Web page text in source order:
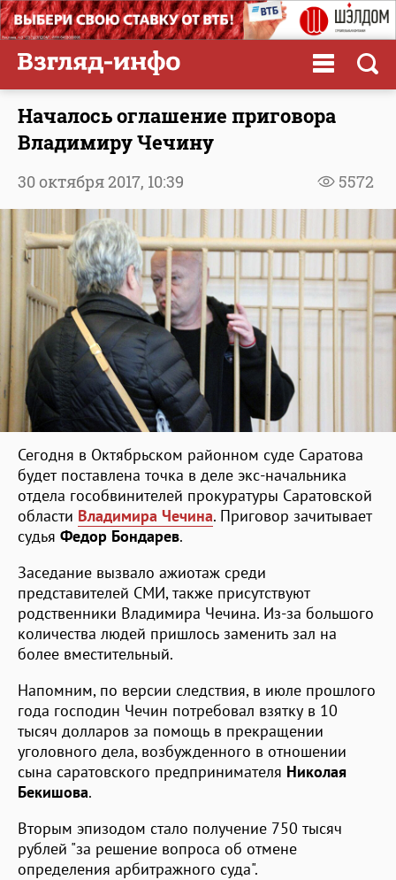
Началось оглашение приговора
Владимиру Чечину
5572
30 октября 2017, 10:39
Сегодня в Октябрьском районном суде Саратова
будет поставлена точка в деле экс-начальника
отдела гособвинителей прокуратуры Саратовской
области Владимира Чечина. Приговор зачитывает
судья Федор Бондарев.
Заседание вызвало ажиотаж среди
представителей СМИ, также присутствуют
родственники Владимира Чечина. Из-за большого
количества людей пришлось заменить зал на
более вместительный.
Напомним, по версии следствия, в июле прошлого
года господин Чечин потребовал взятку в 10
тысяч долларов за помощь в прекращении
уголовного дела, возбужденного в отношении
сына саратовского предпринимателя Николая
Бекишова.
Вторым эпизодом стало получение 750 тысяч
рублей "за решение вопроса об отмене
определения арбитражного суда".